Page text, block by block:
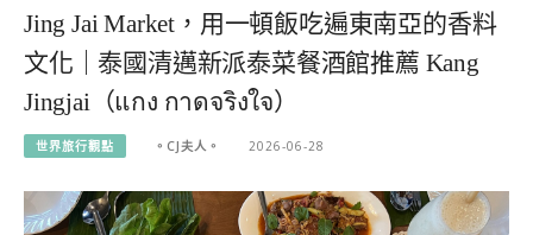
Jing Jai Market，用一頓飯吃遍東南亞的香料
文化｜泰國清邁新派泰菜餐酒館推薦 Kang
Jingjai（แกง กาดจริงใจ）
世界旅行觀點 。CJ夫人。 2026-06-28